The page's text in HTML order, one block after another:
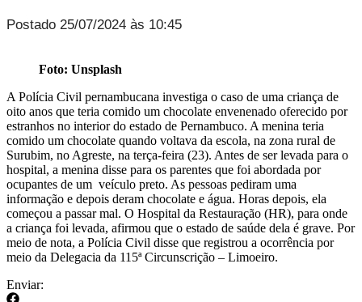
Postado 25/07/2024 às 10:45
Foto: Unsplash
A Polícia Civil pernambucana investiga o caso de uma criança de
oito anos que teria comido um chocolate envenenado oferecido por
estranhos no interior do estado de Pernambuco. A menina teria
comido um chocolate quando voltava da escola, na zona rural de
Surubim, no Agreste, na terça-feira (23). Antes de ser levada para o
hospital, a menina disse para os parentes que foi abordada por
ocupantes de um veículo preto. As pessoas pediram uma
informação e depois deram chocolate e água. Horas depois, ela
começou a passar mal. O Hospital da Restauração (HR), para onde
a criança foi levada, afirmou que o estado de saúde dela é grave. Por
meio de nota, a Polícia Civil disse que registrou a ocorrência por
meio da Delegacia da 115ª Circunscrição – Limoeiro.
Enviar: